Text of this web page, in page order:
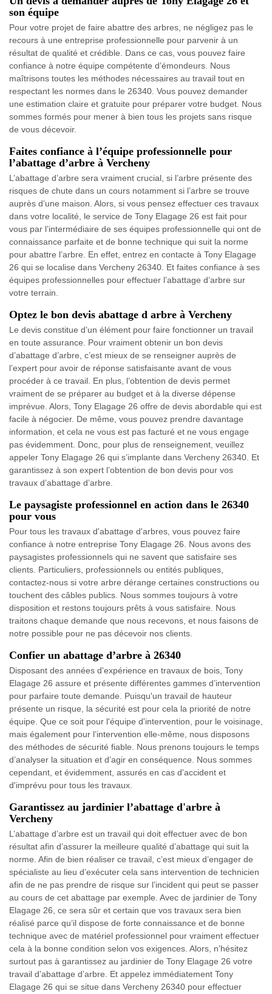
son équipe
Pour votre projet de faire abattre des arbres, ne négligez pas le
recours à une entreprise professionnelle pour parvenir à un
résultat de qualité et crédible. Dans ce cas, vous pouvez faire
confiance à notre équipe compétente d’émondeurs. Nous
maîtrisons toutes les méthodes nécessaires au travail tout en
respectant les normes dans le 26340. Vous pouvez demander
une estimation claire et gratuite pour préparer votre budget. Nous
sommes formés pour mener à bien tous les projets sans risque
de vous décevoir.
Faites confiance à l’équipe professionnelle pour
l’abattage d’arbre à Vercheny
L’abattage d’arbre sera vraiment crucial, si l’arbre présente des
risques de chute dans un cours notamment si l’arbre se trouve
auprès d’une maison. Alors, si vous pensez effectuer ces travaux
dans votre localité, le service de Tony Elagage 26 est fait pour
vous par l’intermédiaire de ses équipes professionnelle qui ont de
connaissance parfaite et de bonne technique qui suit la norme
pour abattre l’arbre. En effet, entrez en contacte à Tony Elagage
26 qui se localise dans Vercheny 26340. Et faites confiance à ses
équipes professionnelles pour effectuer l’abattage d’arbre sur
votre terrain.
Optez le bon devis abattage d arbre à Vercheny
Le devis constitue d’un élément pour faire fonctionner un travail
en toute assurance. Pour vraiment obtenir un bon devis
d’abattage d’arbre, c’est mieux de se renseigner auprès de
l’expert pour avoir de réponse satisfaisante avant de vous
procéder à ce travail. En plus, l’obtention de devis permet
vraiment de se préparer au budget et à la diverse dépense
imprévue. Alors, Tony Elagage 26 offre de devis abordable qui est
facile à négocier. De même, vous pouvez prendre davantage
information, et cela ne vous est pas facturé et ne vous engage
pas évidemment. Donc, pour plus de renseignement, veuillez
appeler Tony Elagage 26 qui s’implante dans Vercheny 26340. Et
garantissez à son expert l’obtention de bon devis pour vos
travaux d’abattage d’arbre.
Le paysagiste professionnel en action dans le 26340
pour vous
Pour tous les travaux d'abattage d'arbres, vous pouvez faire
confiance à notre entreprise Tony Elagage 26. Nous avons des
paysagistes professionnels qui ne savent que satisfaire ses
clients. Particuliers, professionnels ou entités publiques,
contactez-nous si votre arbre dérange certaines constructions ou
touchent des câbles publics. Nous sommes toujours à votre
disposition et restons toujours prêts à vous satisfaire. Nous
traitons chaque demande que nous recevons, et nous faisons de
notre possible pour ne pas décevoir nos clients.
Confier un abattage d’arbre à 26340
Disposant des années d'expérience en travaux de bois, Tony
Elagage 26 assure et présente différentes gammes d’intervention
pour parfaire toute demande. Puisqu'un travail de hauteur
présente un risque, la sécurité est pour cela la priorité de notre
équipe. Que ce soit pour l'équipe d'intervention, pour le voisinage,
mais également pour l’intervention elle-même, nous disposons
des méthodes de sécurité fiable. Nous prenons toujours le temps
d’analyser la situation et d’agir en conséquence. Nous sommes
cependant, et évidemment, assurés en cas d'accident et
d'imprévu pour tous les travaux.
Garantissez au jardinier l’abattage d'arbre à
Vercheny
L’abattage d’arbre est un travail qui doit effectuer avec de bon
résultat afin d’assurer la meilleure qualité d’abattage qui suit la
norme. Afin de bien réaliser ce travail, c’est mieux d’engager de
spécialiste au lieu d’exécuter cela sans intervention de technicien
afin de ne pas prendre de risque sur l’incident qui peut se passer
au cours de cet abattage par exemple. Avec de jardinier de Tony
Elagage 26, ce sera sûr et certain que vos travaux sera bien
réalisé parce qu’il dispose de forte connaissance et de bonne
technique avec de matériel professionnel pour vraiment effectuer
cela à la bonne condition selon vos exigences. Alors, n’hésitez
surtout pas à garantissez au jardinier de Tony Elagage 26 votre
travail d’abattage d’arbre. Et appelez immédiatement Tony
Elagage 26 qui se situe dans Vercheny 26340 pour effectuer